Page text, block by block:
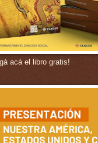
acá el libro gratis!